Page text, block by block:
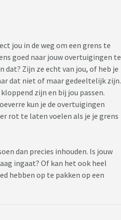
jou in de weg om een grens te
goed naar jouw overtuigingen te
Zijn ze echt van jou, of heb je
dat niet of maar gedeeltelijk zijn.
zijn en bij jou passen.
kun je de overtuigingen
rot te laten voelen als je je grens
dan precies inhouden. Is jouw
ingaat? Of kan het ook heel
hebben op te pakken op een